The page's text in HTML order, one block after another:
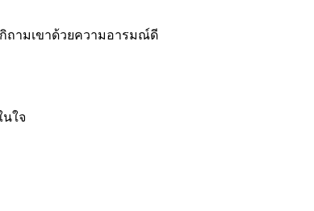
ามเขาด้วยความอารมณ์ดี
ใจ